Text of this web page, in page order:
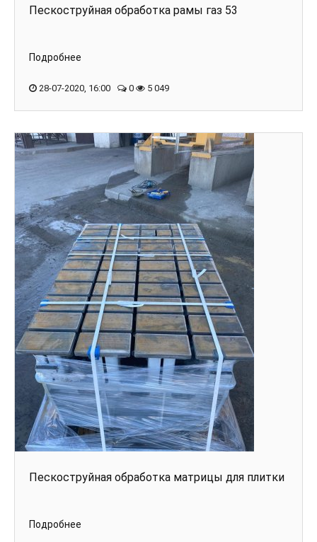
Пескоструйная обработка рамы газ 53
Подробнее
28-07-2020, 16:00 0 5 049
Пескоструйная обработка матрицы для плитки
Подробнее